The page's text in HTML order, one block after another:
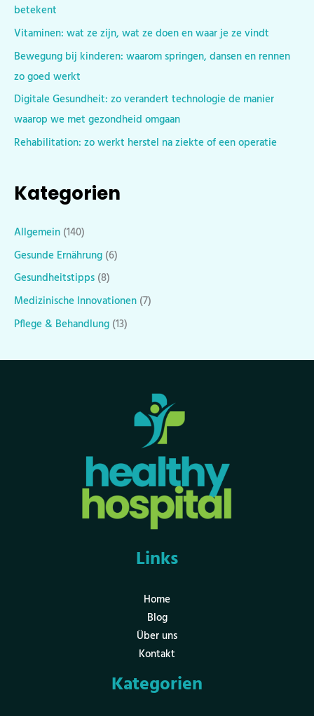
betekent
Vitaminen: wat ze zijn, wat ze doen en waar je ze vindt
Bewegung bij kinderen: waarom springen, dansen en rennen
zo goed werkt
Digitale Gesundheit: zo verandert technologie de manier
waarop we met gezondheid omgaan
Rehabilitation: zo werkt herstel na ziekte of een operatie
Kategorien
Allgemein (140)
Gesunde Ernährung (6)
Gesundheitstipps (8)
Medizinische Innovationen (7)
Pflege & Behandlung (13)
Links
Home
Blog
Über uns
Kontakt
Kategorien